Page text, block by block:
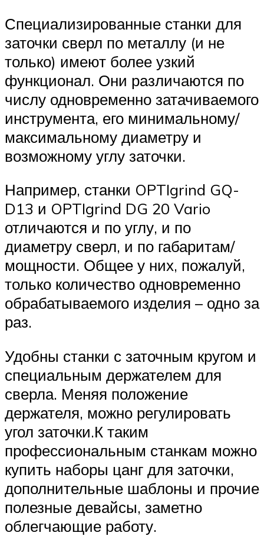
Специализированные станки для
заточки сверл по металлу (и не
только) имеют более узкий
функционал. Они различаются по
числу одновременно затачиваемого
инструмента, его минимальному/
максимальному диаметру и
возможному углу заточки.
Например, станки OPTIgrind GQ-
D13 и OPTIgrind DG 20 Vario
отличаются и по углу, и по
диаметру сверл, и по габаритам/
мощности. Общее у них, пожалуй,
только количество одновременно
обрабатываемого изделия – одно за
раз.
Удобны станки с заточным кругом и
специальным держателем для
сверла. Меняя положение
держателя, можно регулировать
угол заточки.К таким
профессиональным станкам можно
купить наборы цанг для заточки,
дополнительные шаблоны и прочие
полезные девайсы, заметно
облегчающие работу.